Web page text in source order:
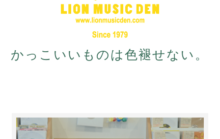
かっこいいものは色褪せない。